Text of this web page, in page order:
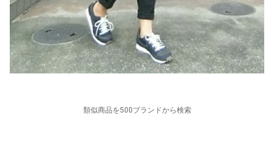
類似商品を500ブランドから検索